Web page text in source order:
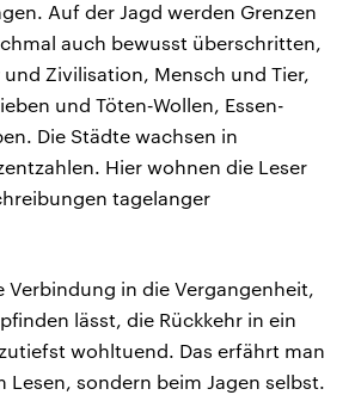
Auf der Jagd werden Grenzen
auch bewusst überschritten,
Zivilisation, Mensch und Tier,
und Töten‑Wollen, Essen-
Die Städte wachsen in
Hier wohnen die Leser
tagelanger
Verbindung in die Vergangenheit,
lässt, die Rückkehr in ein
wohltuend. Das erfährt man
Lesen, sondern beim Jagen selbst.